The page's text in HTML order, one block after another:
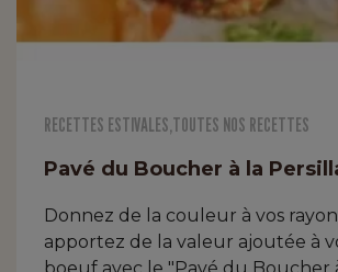
RECETTES ESTIVALES TOUTES NOS RECETTES
Pavé du Boucher à la
Donnez de la couleur à vos
apportez de la valeur ajoutée à
boeuf avec le "Pavé du Boucher